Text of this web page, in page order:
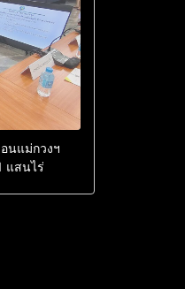
นแม่กวงฯ
แสนไร่